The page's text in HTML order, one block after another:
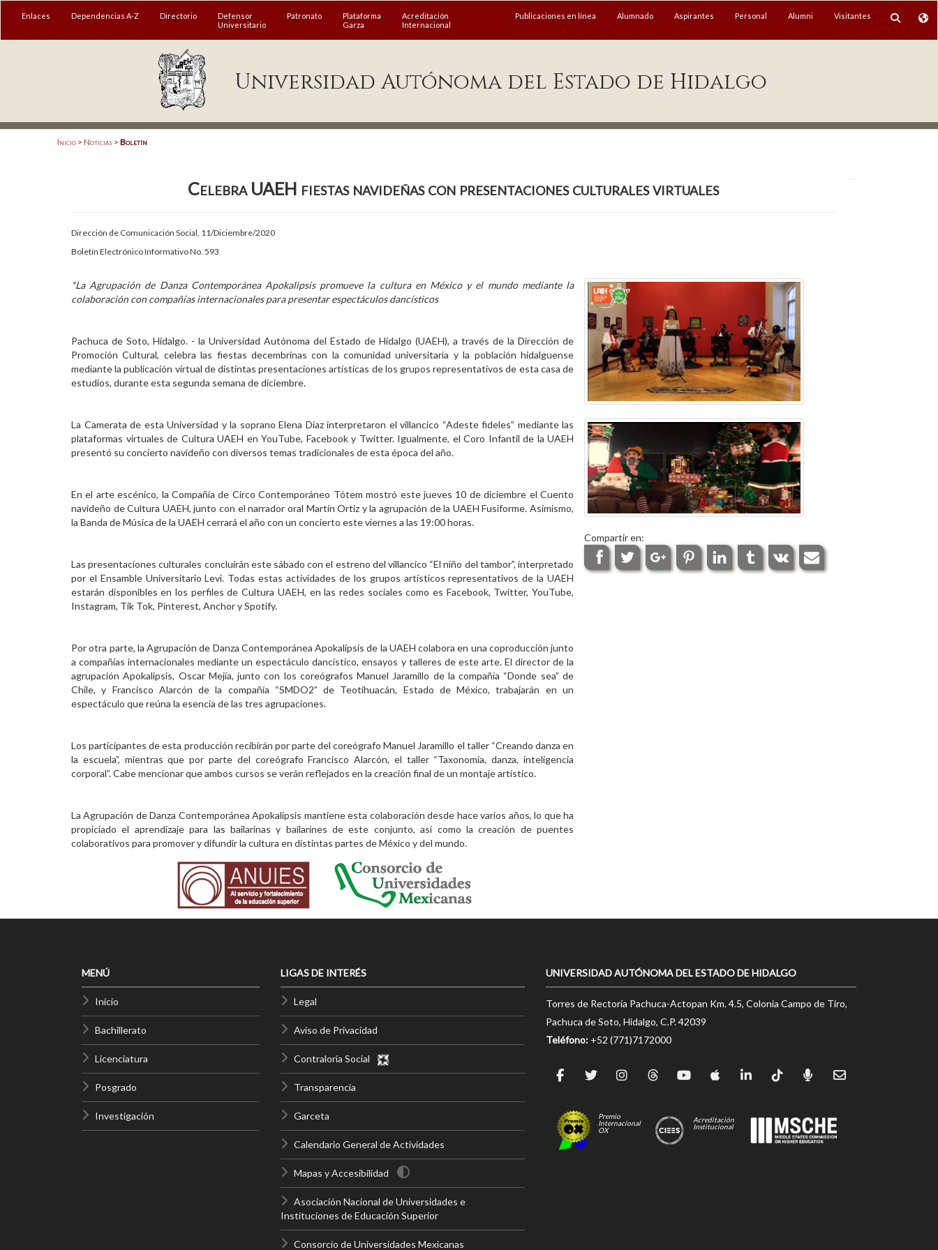
MENÚ
Acreditación Internacional
Enlaces Dependencias A-Z Directorio
Defensor
Universitario
Patronato
Plataforma
Garza
Acreditación
Internacional
Publicaciones en línea Alumnado Aspirantes Personal Alumni Visitantes
Universidad Autónoma del Estado de Hidalgo
Inicio > Noticias > Boletín
Celebra UAEH fiestas navideñas con presentaciones culturales virtuales
Dirección de Comunicación Social, 11/Diciembre/2020
Boletín Electrónico Informativo No. 593
*La Agrupación de Danza Contemporánea Apokalipsis promueve la cultura en México y el mundo mediante la
colaboración con compañías internacionales para presentar espectáculos dancísticos
Pachuca de Soto, Hidalgo. - la Universidad Autónoma del Estado de Hidalgo (UAEH), a través de la Dirección de
Promoción Cultural, celebra las fiestas decembrinas con la comunidad universitaria y la población hidalguense
mediante la publicación virtual de distintas presentaciones artísticas de los grupos representativos de esta casa de
estudios, durante esta segunda semana de diciembre.
La Camerata de esta Universidad y la soprano Elena Díaz interpretaron el villancico “Adeste fideles” mediante las
plataformas virtuales de Cultura UAEH en YouTube, Facebook y Twitter. Igualmente, el Coro Infantil de la UAEH
presentó su concierto navideño con diversos temas tradicionales de esta época del año.
En el arte escénico, la Compañía de Circo Contemporáneo Tótem mostró este jueves 10 de diciembre el Cuento
navideño de Cultura UAEH, junto con el narrador oral Martín Ortiz y la agrupación de la UAEH Fusiforme. Asimismo,
la Banda de Música de la UAEH cerrará el año con un concierto este viernes a las 19:00 horas.
Las presentaciones culturales concluirán este sábado con el estreno del villancico “El niño del tambor”, interpretado
por el Ensamble Universitario Levi. Todas estas actividades de los grupos artísticos representativos de la UAEH
estarán disponibles en los perfiles de Cultura UAEH, en las redes sociales como es Facebook, Twitter, YouTube,
Instagram, Tik Tok, Pinterest, Anchor y Spotify.
Por otra parte, la Agrupación de Danza Contemporánea Apokalipsis de la UAEH colabora en una coproducción junto
a compañías internacionales mediante un espectáculo dancístico, ensayos y talleres de este arte. El director de la
agrupación Apokalipsis, Oscar Mejía, junto con los coreógrafos Manuel Jaramillo de la compañía “Donde sea” de
Chile, y Francisco Alarcón de la compañía “SMDO2” de Teotihuacán, Estado de México, trabajarán en un
espectáculo que reúna la esencia de las tres agrupaciones.
Los participantes de esta producción recibirán por parte del coreógrafo Manuel Jaramillo el taller “Creando danza en
la escuela”, mientras que por parte del coreógrafo Francisco Alarcón, el taller “Taxonomía, danza, inteligencia
corporal”. Cabe mencionar que ambos cursos se verán reflejados en la creación final de un montaje artístico.
La Agrupación de Danza Contemporánea Apokalipsis mantiene esta colaboración desde hace varios años, lo que ha
propiciado el aprendizaje para las bailarinas y bailarines de este conjunto, así como la creación de puentes
colaborativos para promover y difundir la cultura en distintas partes de México y del mundo.
Compartir en:
MENÚ
Inicio
Bachillerato
Licenciatura
Posgrado
Investigación
LIGAS DE INTERÉS
Legal
Aviso de Privacidad
Contraloría Social
Transparencia
Garceta
Calendario General de Actividades
Mapas y Accesibilidad
Asociación Nacional de Universidades e
Instituciones de Educación Superior
Consorcio de Universidades Mexicanas
UNIVERSIDAD AUTÓNOMA DEL ESTADO DE HIDALGO
Torres de Rectoría Pachuca-Actopan Km. 4.5, Colonia Campo de Tiro,
Pachuca de Soto, Hidalgo, C.P. 42039
Teléfono: +52 (771)7172000
Premio
Internacional
OX
Acreditación
Institucional